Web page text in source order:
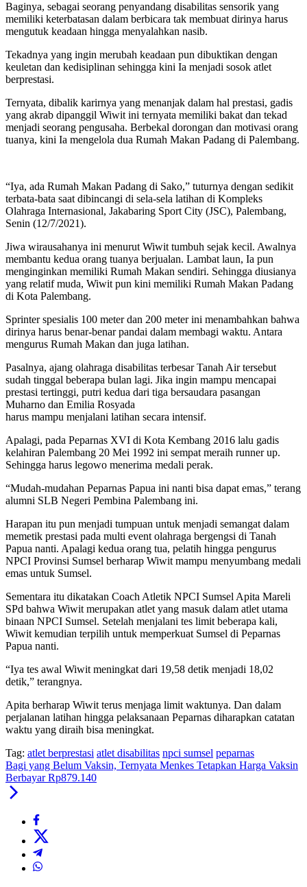
Baginya, sebagai seorang penyandang disabilitas sensorik yang
memiliki keterbatasan dalam berbicara tak membuat dirinya harus
mengutuk keadaan hingga menyalahkan nasib.
Tekadnya yang ingin merubah keadaan pun dibuktikan dengan
keuletan dan kedisiplinan sehingga kini Ia menjadi sosok atlet
berprestasi.
Ternyata, dibalik karirnya yang menanjak dalam hal prestasi, gadis
yang akrab dipanggil Wiwit ini ternyata memiliki bakat dan tekad
menjadi seorang pengusaha. Berbekal dorongan dan motivasi orang
tuanya, kini Ia mengelola dua Rumah Makan Padang di Palembang.
“Iya, ada Rumah Makan Padang di Sako,” tuturnya dengan sedikit
terbata-bata saat dibincangi di sela-sela latihan di Kompleks
Olahraga Internasional, Jakabaring Sport City (JSC), Palembang,
Senin (12/7/2021).
Jiwa wirausahanya ini menurut Wiwit tumbuh sejak kecil. Awalnya
membantu kedua orang tuanya berjualan. Lambat laun, Ia pun
menginginkan memiliki Rumah Makan sendiri. Sehingga diusianya
yang relatif muda, Wiwit pun kini memiliki Rumah Makan Padang
di Kota Palembang.
Sprinter spesialis 100 meter dan 200 meter ini menambahkan bahwa
dirinya harus benar-benar pandai dalam membagi waktu. Antara
mengurus Rumah Makan dan juga latihan.
Pasalnya, ajang olahraga disabilitas terbesar Tanah Air tersebut
sudah tinggal beberapa bulan lagi. Jika ingin mampu mencapai
prestasi tertinggi, putri kedua dari tiga bersaudara pasangan
Muharno dan Emilia Rosyada
harus mampu menjalani latihan secara intensif.
Apalagi, pada Peparnas XVI di Kota Kembang 2016 lalu gadis
kelahiran Palembang 20 Mei 1992 ini sempat meraih runner up.
Sehingga harus legowo menerima medali perak.
“Mudah-mudahan Peparnas Papua ini nanti bisa dapat emas,” terang
alumni SLB Negeri Pembina Palembang ini.
Harapan itu pun menjadi tumpuan untuk menjadi semangat dalam
memetik prestasi pada multi event olahraga bergengsi di Tanah
Papua nanti. Apalagi kedua orang tua, pelatih hingga pengurus
NPCI Provinsi Sumsel berharap Wiwit mampu menyumbang medali
emas untuk Sumsel.
Sementara itu dikatakan Coach Atletik NPCI Sumsel Apita Mareli
SPd bahwa Wiwit merupakan atlet yang masuk dalam atlet utama
binaan NPCI Sumsel. Setelah menjalani tes limit beberapa kali,
Wiwit kemudian terpilih untuk memperkuat Sumsel di Peparnas
Papua nanti.
“Iya tes awal Wiwit meningkat dari 19,58 detik menjadi 18,02
detik,” terangnya.
Apita berharap Wiwit terus menjaga limit waktunya. Dan dalam
perjalanan latihan hingga pelaksanaan Peparnas diharapkan catatan
waktu yang diraih bisa meningkat.
Tag: atlet berprestasi atlet disabilitas npci sumsel peparnas
Bagi yang Belum Vaksin, Ternyata Menkes Tetapkan Harga Vaksin
Berbayar Rp879.140